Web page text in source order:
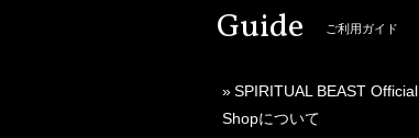
Guide ご利用ガイド
SPIRITUAL BEAST Official
Shopについて